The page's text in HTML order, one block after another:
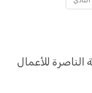
للأعمال